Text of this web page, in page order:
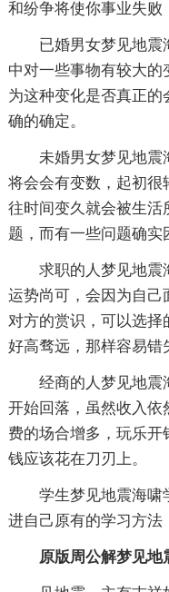
和纷争将使你事业失败
已婚男女梦见地震
中对一些事物有较大的
为这种变化是否真正
确的确定。
未婚男女梦见地震
将会会有变数，起初很
往时间变久就会被生活
题，而有一些问题确实
求职的人梦见地震
运势尚可，会因为自己
对方的赏识，可以选
好高骛远，那样容易错
经商的人梦见地震
开始回落，虽然收入
费的场合增多，玩乐
钱应该花在刀刃上。
学生梦见地震海啸
进自己原有的学习方法
原版周公解梦见地